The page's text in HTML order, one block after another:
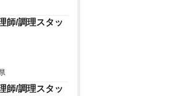
師/調理スタッ
師/調理スタッ